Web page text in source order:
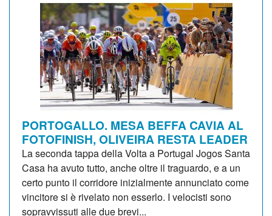
PORTOGALLO. MESA BEFFA CAVIA AL
FOTOFINISH, OLIVEIRA RESTA LEADER
La seconda tappa della Volta a Portugal Jogos Santa
Casa ha avuto tutto, anche oltre il traguardo, e a un
certo punto il corridore inizialmente annunciato come
vincitore si è rivelato non esserlo. I velocisti sono
sopravvissuti alle due brevi...